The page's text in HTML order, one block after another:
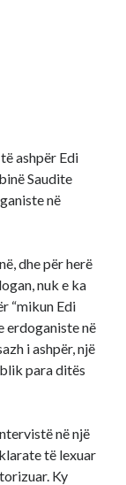
ashpër Edi
Saudite
në
dhe për herë
nuk e ka
“mikun Edi
erdoganiste në
i ashpër, një
para ditës
në një
të lexuar
Ky